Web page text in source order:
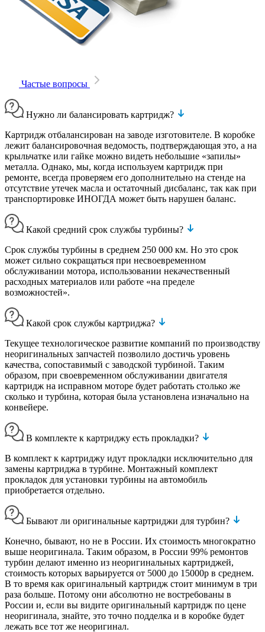
Частые вопросы
Нужно ли балансировать картридж?
Картридж отбалансирован на заводе изготовителе. В коробке
лежит балансировочная ведомость, подтверждающая это, а на
крыльчатке или гайке можно видеть небольшие «запилы»
металла. Однако, мы, когда используем картридж при
ремонте, всегда проверяем его дополнительно на стенде на
отсутствие утечек масла и остаточный дисбаланс, так как при
транспортировке ИНОГДА может быть нарушен баланс.
Какой средний срок службы турбины?
Срок службы турбины в среднем 250 000 км. Но это срок
может сильно сокращаться при несвоевременном
обслуживании мотора, использовании некачественный
расходных материалов или работе «на пределе
возможностей».
Какой срок службы картриджа?
Текущее технологическое развитие компаний по производству
неоригинальных запчастей позволило достичь уровень
качества, сопоставимый с заводской турбиной. Таким
образом, при своевременном обслуживании двигателя
картридж на исправном моторе будет работать столько же
сколько и турбина, которая была установлена изначально на
конвейере.
В комплекте к картриджу есть прокладки?
В комплект к картриджу идут прокладки исключительно для
замены картриджа в турбине. Монтажный комплект
прокладок для установки турбины на автомобиль
приобретается отдельно.
Бывают ли оригинальные картриджи для турбин?
Конечно, бывают, но не в России. Их стоимость многократно
выше неоригинала. Таким образом, в России 99% ремонтов
турбин делают именно из неоригинальных картриджей,
стоимость которых варьируется от 5000 до 15000р в среднем.
В то время как оригинальный картридж стоит минимум в три
раза больше. Потому они абсолютно не востребованы в
России и, если вы видите оригинальный картридж по цене
неоригинала, знайте, это точно подделка и в коробке будет
лежать все тот же неоригинал.